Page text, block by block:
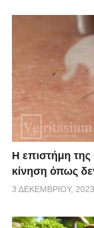
Η επιστήμη της
κίνηση όπως
3 ΔΕΚΕΜΒΡΊΟΥ, 2023